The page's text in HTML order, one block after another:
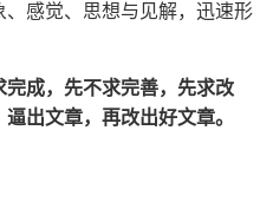
感觉、思想与见解，迅速形
成，先不求完善，先求改
出文章，再改出好文章。